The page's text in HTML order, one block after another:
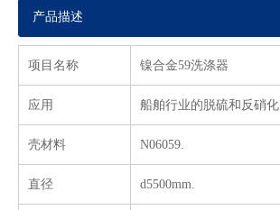
柱状合金镍压力容器船用
产品描述
项目名称 镍合金59洗涤器
应用 船舶行业的脱硫和反硝化
壳材料 N06059.
直径 d5500mm.